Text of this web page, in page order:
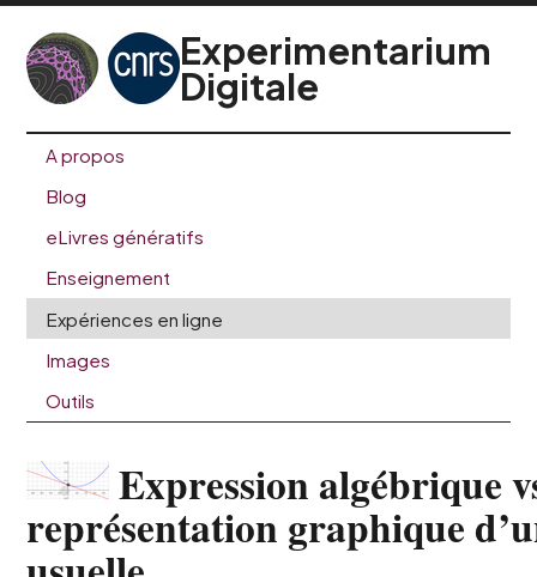
Experimentarium
Digitale
A propos
Blog
eLivres génératifs
Enseignement
Expériences en ligne
Images
Outils
Expression algébrique
représentation graphique